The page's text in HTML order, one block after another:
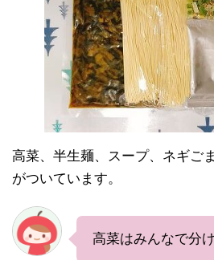
高菜、半生麺、スープ、ネギご
がついています。
高菜はみんなで分